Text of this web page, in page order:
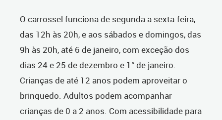
O carrossel funciona de segunda a sexta-feira,
das 12h às 20h, e aos sábados e domingos, das
9h às 20h, até 6 de janeiro, com exceção dos
dias 24 e 25 de dezembro e 1° de janeiro.
Crianças de até 12 anos podem aproveitar o
brinquedo. Adultos podem acompanhar
crianças de 0 a 2 anos. Com acessibilidade para